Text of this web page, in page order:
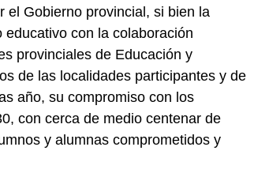
el Gobierno provincial, si bien la
con la colaboración
provinciales de Educación y
de las localidades participantes y de
año, su compromiso con los
con cerca de medio centenar de
y alumnas comprometidos y